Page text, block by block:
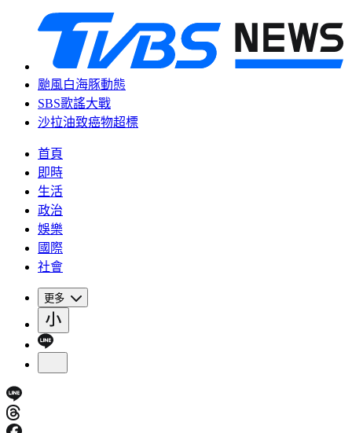
颱風白海豚動態
SBS歌謠大戰
沙拉油致癌物超標
首頁
即時
生活
政治
娛樂
國際
社會
更多